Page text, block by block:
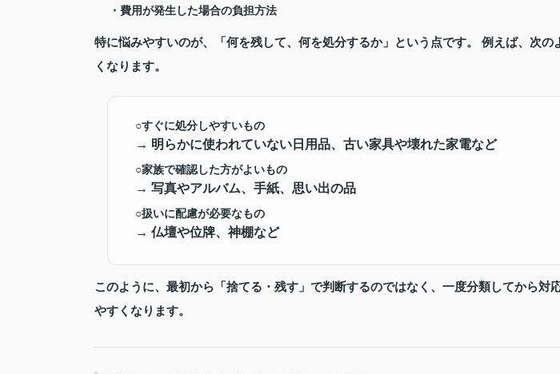
・費用が発生した場合の負担方法
特に悩みやすいのが、 「何を残して、何を処分するか」
という点です。 例えば、次の
くなります。
○すぐに処分しやすいもの
→ 明らかに使われていない日用品、古い家具や壊れた家電など
○家族で確認した方がよいもの
→ 写真やアルバム、手紙、思い出の品
○扱いに配慮が必要なもの
→ 仏壇や位牌、神棚など
このように、最初から「捨てる・残す」で判断するのではなく、一度分類してから対
やすくなります。